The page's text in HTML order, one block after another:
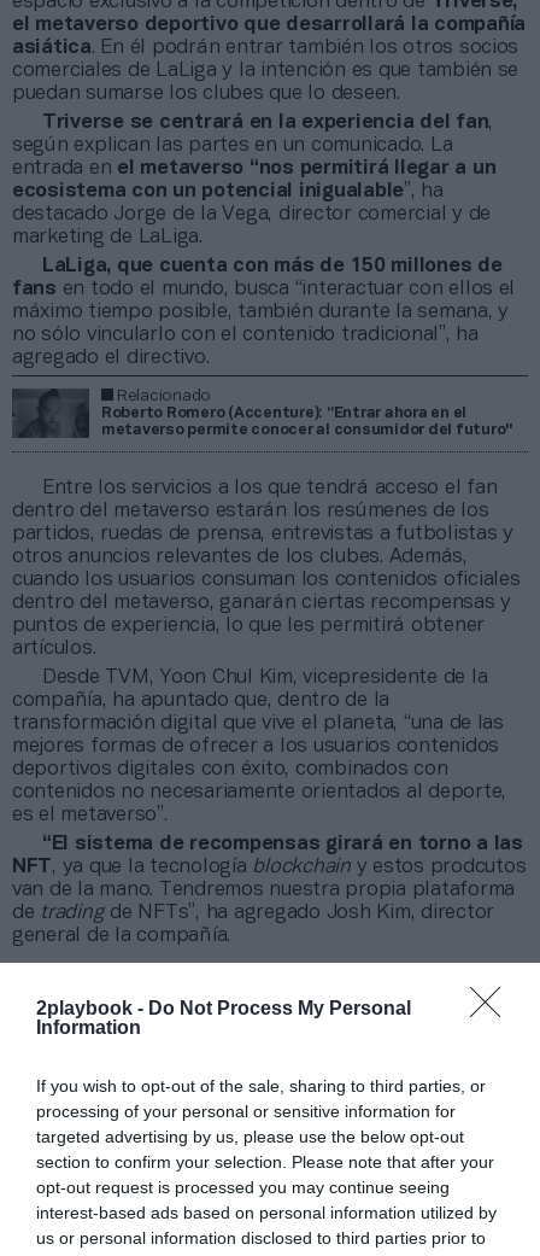
2playbook - Do Not Process My Personal
Information
If you wish to opt-out of the sale, sharing to third parties, or
processing of your personal or sensitive information for
targeted advertising by us, please use the below opt-out
section to confirm your selection. Please note that after your
opt-out request is processed you may continue seeing
interest-based ads based on personal information utilized by
us or personal information disclosed to third parties prior to
el metaverso deportivo que desarrollará la compañía
asiática. En él podrán entrar también los otros socios
comerciales de LaLiga y la intención es que también se
puedan sumarse los clubes que lo deseen.
Triverse se centrará en la experiencia del fan,
según explican las partes en un comunicado. La
entrada en el metaverso “nos permitirá llegar a un
ecosistema con un potencial inigualable”, ha
destacado Jorge de la Vega, director comercial y de
marketing de LaLiga.
LaLiga, que cuenta con más de 150 millones de
fans en todo el mundo, busca “interactuar con ellos el
máximo tiempo posible, también durante la semana, y
no sólo vincularlo con el contenido tradicional”, ha
agregado el directivo.
Relacionado
Roberto Romero (Accenture): “Entrar ahora en el
metaverso permite conocer al consumidor del futuro"
Entre los servicios a los que tendrá acceso el fan
dentro del metaverso estarán los resúmenes de los
partidos, ruedas de prensa, entrevistas a futbolistas y
otros anuncios relevantes de los clubes. Además,
cuando los usuarios consuman los contenidos oficiales
dentro del metaverso, ganarán ciertas recompensas y
puntos de experiencia, lo que les permitirá obtener
artículos.
Desde TVM, Yoon Chul Kim, vicepresidente de la
compañía, ha apuntado que, dentro de la
transformación digital que vive el planeta, “una de las
mejores formas de ofrecer a los usuarios contenidos
deportivos digitales con éxito, combinados con
contenidos no necesariamente orientados al deporte,
es el metaverso”.
“El sistema de recompensas girará en torno a las
NFT , ya que la tecnología blockchainy estos prodcutos
van de la mano. Tendremos nuestra propia plataforma
de tradingde NFTs”, ha agregado Josh Kim, director
general de la compañía.
Más de 120 millones por patrocinios en 2021-
2022
2022, lo que supondría casiun 20% más que el curso
anterior. Ahí destacan las renovaciones al alza de los
grandes patrocinadores como Banco Santander,
paga casi 20 millones al año, pero también la
continuidad ya asegurada para este curso de El Corte
Inglés, Marqués del Atrio y Allianz.
A ellos se les ha sumado Sorare, Socios.com,